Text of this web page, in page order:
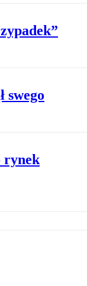
swego
rynek